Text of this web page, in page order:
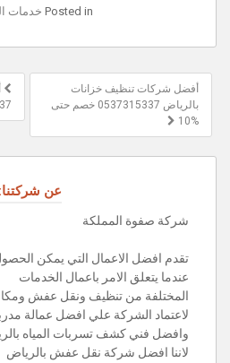
Posted in خدمات
تصفّح
المقالات
أفضل شركات تنظيف خزانات
بالرياض 0537315337 خصم حتى
%10
عن شركتنا:
شركة صفوة المملكة
تقدم افضل الاعمال التي يمكن
عندما يتعلق الامر باعمال الخدمات
المختلفة من تنظيف ونقل عفش
لاعتماد الشركة علي افضل عمالة
وافضل فني كشف تسربات المياه
لاننا افضل شركة نقل عفش بالرياض